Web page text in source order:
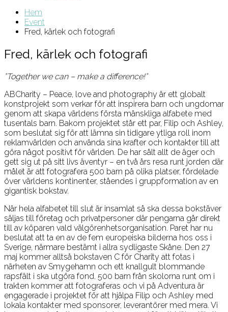
Hem
Event
Fred, kärlek och fotografi
Fred, kärlek och fotografi
”Together we can – make a difference!”
ABCharity – Peace, love and photography är ett globalt
konstprojekt som verkar för att inspirera barn och ungdomar
genom att skapa världens första mänskliga alfabete med
tusentals barn. Bakom projektet står ett par, Filip och Ashley,
som beslutat sig för att lämna sin tidigare ytliga roll inom
reklamvärlden och använda sina krafter och kontakter till att
göra något positivt för världen. De har sålt allt de äger och
gett sig ut på sitt livs äventyr – en två års resa runt jorden där
målet är att fotografera 500 barn på olika platser, fördelade
över världens kontinenter, ståendes i gruppformation av en
gigantisk bokstav.
När hela alfabetet till slut är insamlat så ska dessa bokstäver
säljas till företag och privatpersoner där pengarna går direkt
till av köparen vald välgörenhetsorganisation. Paret har nu
beslutat att ta en av de fem europeiska bilderna hos oss i
Sverige, närmare bestämt i allra sydligaste Skåne. Den 27
maj kommer alltså bokstaven C för Charity att fotas i
närheten av Smygehamn och ett knallgult blommande
rapsfält i ska utgöra fond. 500 barn från skolorna runt om i
trakten kommer att fotograferas och vi på Adventura är
engagerade i projektet för att hjälpa Filip och Ashley med
lokala kontakter med sponsorer, leverantörer med mera. Vi